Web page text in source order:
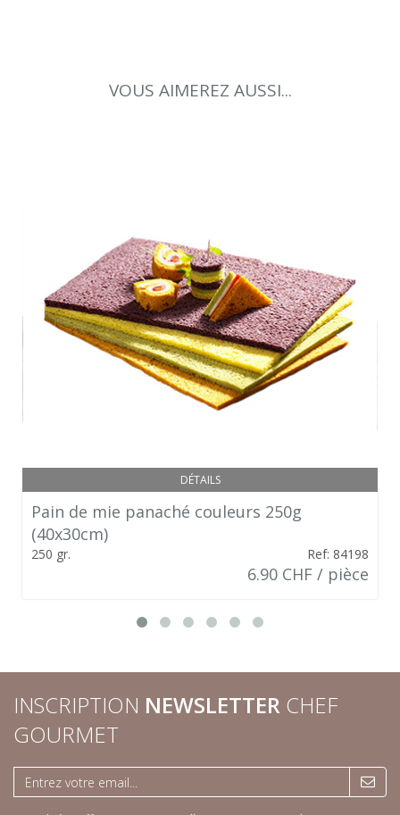
VOUS AIMEREZ AUSSI...
DÉTAILS
Pain de mie panaché couleurs 250g
(40x30cm)
250 gr. Ref: 84198
6.90 CHF / pièce
INSCRIPTION NEWSLETTER CHEF
GOURMET